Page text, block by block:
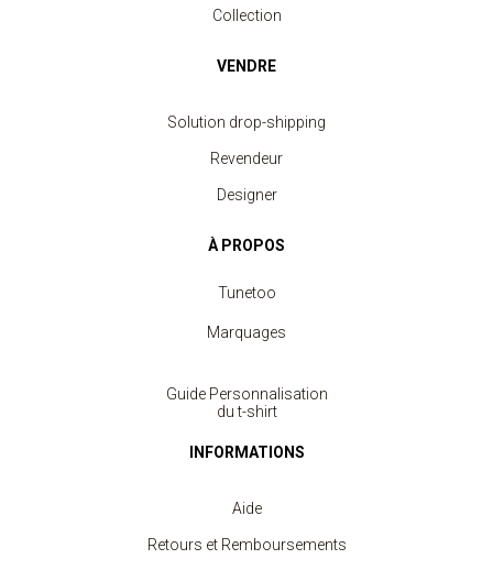
Collection
VENDRE
Solution drop-shipping
Revendeur
Designer
À PROPOS
Tunetoo
Marquages
Guide Personnalisation
du t-shirt
INFORMATIONS
Aide
Retours et Remboursements